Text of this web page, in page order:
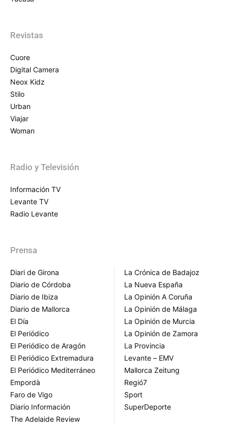
Revistas
Cuore
Digital Camera
Neox Kidz
Stilo
Urban
Viajar
Woman
Radio y Televisión
Información TV
Levante TV
Radio Levante
Prensa
Diari de Girona
Diario de Córdoba
Diario de Ibiza
Diario de Mallorca
El Día
El Periódico
El Periódico de Aragón
El Periódico Extremadura
El Periódico Mediterráneo
Empordà
Faro de Vigo
Diario Información
The Adelaide Review
La Crónica de Badajoz
La Nueva España
La Opinión A Coruña
La Opinión de Málaga
La Opinión de Murcia
La Opinión de Zamora
La Provincia
Levante – EMV
Mallorca Zeitung
Regió7
Sport
SuperDeporte